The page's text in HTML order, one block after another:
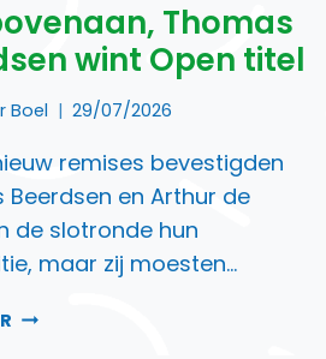
Thomas
wint Open titel
Boel 29/07/2026
remises bevestigden
Beerdsen en Arthur de
de slotronde hun
maar zij moesten…
TRIO